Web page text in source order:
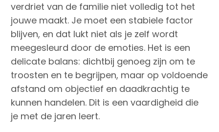
verdriet van de familie niet volledig tot het
jouwe maakt. Je moet een stabiele factor
blijven, en dat lukt niet als je zelf wordt
meegesleurd door de emoties. Het is een
delicate balans: dichtbij genoeg zijn om te
troosten en te begrijpen, maar op voldoende
afstand om objectief en daadkrachtig te
kunnen handelen. Dit is een vaardigheid die
je met de jaren leert.